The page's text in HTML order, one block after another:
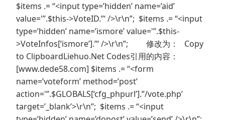
$items .= “<input type=’hidden’ name=’aid’
value='”.$this->VoteID.”‘ />\r\n”; $items .= “<input
type=’hidden’ name=’ismore’ value='”.$this-
>VoteInfos[‘ismore’].”‘ />\r\n”; 修改为： Copy
to ClipboardLiehuo.Net Codes引用的内容：
[www.dede58.com] $items .= “<form
name=’voteform’ method=’post’
action='”.$GLOBALS[‘cfg_phpurl’].”/vote.php’
target=’_blank’>\r\n”; $items .= “<input